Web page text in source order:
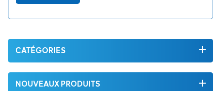
CATÉGORIES
NOUVEAUX PRODUITS